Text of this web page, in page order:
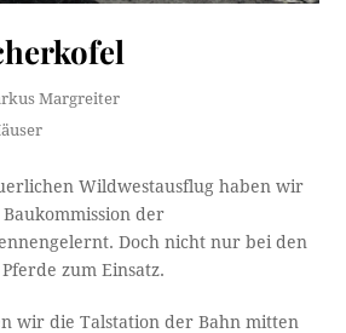
Margreiter
Wildwestausflug haben wir
der
Doch nicht nur bei den
zum Einsatz.
wir die Talstation der Bahn mitten